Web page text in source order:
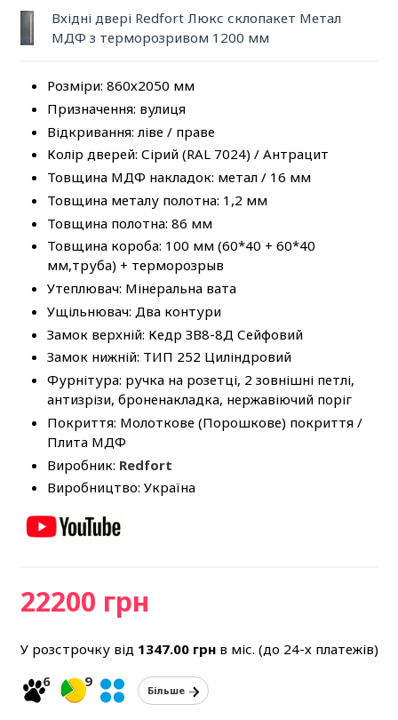
Вхідні двері Redfort Люкс склопакет Метал
МДФ з терморозривом 1200 мм
Розміри: 860х2050 мм
Призначення: вулиця
Відкривання: ліве / праве
Колір дверей: Сірий (RAL 7024) / Антрацит
Товщина МДФ накладок: метал / 16 мм
Товщина металу полотна: 1,2 мм
Товщина полотна: 86 мм
Товщина короба: 100 мм (60*40 + 60*40
мм,труба) + терморозрыв
Утеплювач: Мінеральна вата
Ущільнювач: Два контури
Замок верхній: Кедр ЗВ8-8Д Сейфовий
Замок нижній: ТИП 252 Циліндровий
Фурнітура: ручка на розетці, 2 зовнішні петлі,
антизрізи, броненакладка, нержавіючий поріг
Покриття: Молоткове (Порошкове) покриття /
Плита МДФ
Виробник: Redfort
Виробництво: Україна
22200 грн
У розстрочку від 1347.00грнв міс. (до 24-х платежів)
6
9
Більше